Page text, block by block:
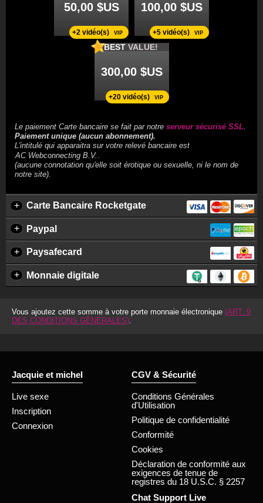
50,00 $US
+2 vidéo(s) VIP
100,00 $US
+5 vidéo(s) VIP
BEST VALUE!
300,00 $US
+20 vidéo(s) VIP
Le paiement Carte bancaire se fait par notre serveur sécurisé SSL.
Paiement unique (aucun abonnement).
L'intitulé qui apparaitra sur votre relevé bancaire est
.
(aucune connotation qu'elle soit érotique ou sexuelle, ni le nom de
notre site).
+ Carte Bancaire Rocketgate
+ Paypal
+ Paysafecard
+ Monnaie digitale
Vous ajoutez cette somme à votre porte monnaie électronique (ART. 9
DES CONDITIONS GÉNÉRALES).
Jacquie et michel
Live sexe
Inscription
Connexion
CGV & Sécurité
Conditions Générales
d'Utilisation
Politique de confidentialité
Conformité
Cookies
Déclaration de conformité aux
exigences de tenue de
registres du 18 U.S.C. § 2257
Chat Support Live